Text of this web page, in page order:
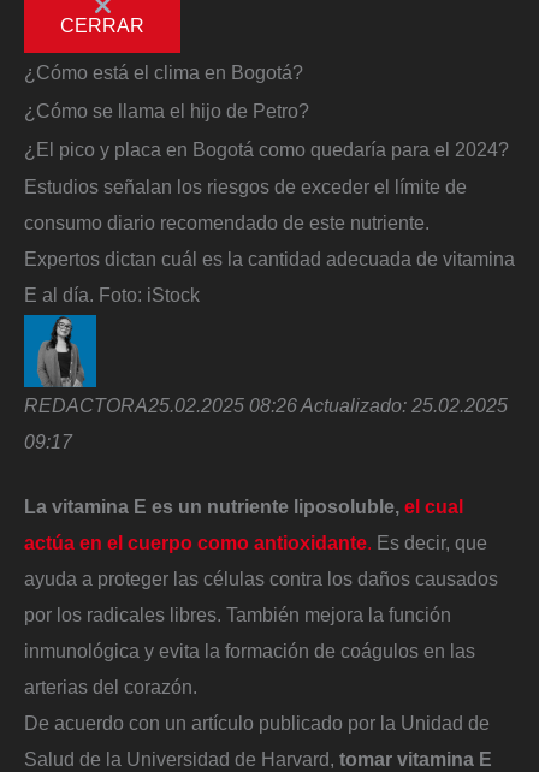
CERRAR
¿Cómo está el clima en Bogotá?
¿Cómo se llama el hijo de Petro?
¿El pico y placa en Bogotá como quedaría para el 2024?
Estudios señalan los riesgos de exceder el límite de
consumo diario recomendado de este nutriente.
Expertos dictan cuál es la cantidad adecuada de vitamina
E al día. Foto: iStock
REDACTORA25.02.2025 08:26Actualizado: 25.02.2025
09:17
La vitamina E es un nutriente liposoluble, el cual
actúa en el cuerpo como antioxidante. Es decir, que
ayuda a proteger las células contra los daños causados
por los radicales libres. También mejora la función
inmunológica y evita la formación de coágulos en las
arterias del corazón.
De acuerdo con un artículo publicado por la Unidad de
Salud de la Universidad de Harvard, tomar vitamina E